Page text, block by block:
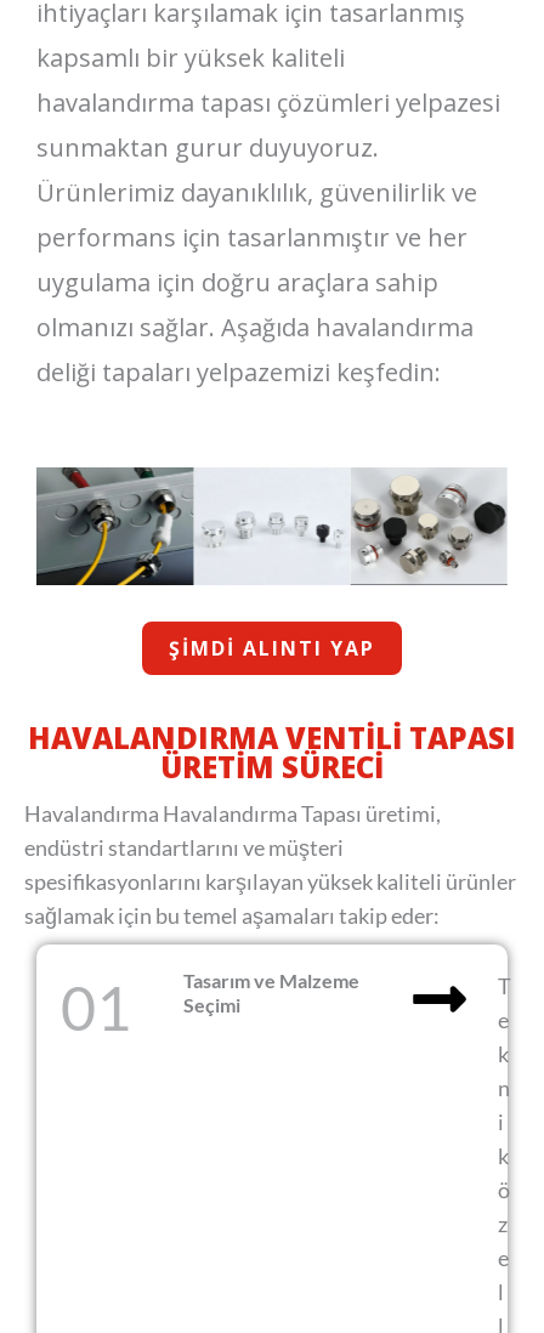
ihtiyaçları karşılamak için tasarlanmış
kapsamlı bir yüksek kaliteli
havalandırma tapası çözümleri yelpazesi
sunmaktan gurur duyuyoruz.
Ürünlerimiz dayanıklılık, güvenilirlik ve
performans için tasarlanmıştır ve her
uygulama için doğru araçlara sahip
olmanızı sağlar. Aşağıda havalandırma
deliği tapaları yelpazemizi keşfedin:
ŞIMDI ALINTI YAP
HAVALANDIRMA VENTILI TAPASI
ÜRETIM SÜRECI
Havalandırma Havalandırma Tapası üretimi,
endüstri standartlarını ve müşteri
spesifikasyonlarını karşılayan yüksek kaliteli ürünler
sağlamak için bu temel aşamaları takip eder:
01
Tasarım ve Malzeme
Seçimi
T
e
k
n
i
k
ö
z
e
l
l